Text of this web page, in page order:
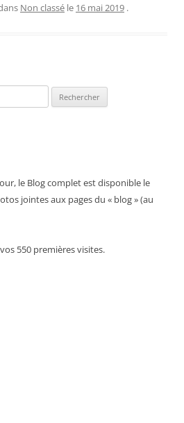
Non classé le 16 mai 2019 .
le Blog complet est disponible le
jointes aux pages du « blog » (au
550 premières visites.